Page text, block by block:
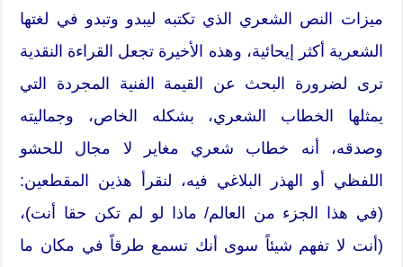
ميزات النص الشعري الذي تكتبه ليبدو وتبدو في لغتها
الشعرية أكثر إيحائية، وهذه الأخيرة تجعل القراءة النقدية
ترى لضرورة البحث عن القيمة الفنية المجردة التي
يمثلها الخطاب الشعري، بشكله الخاص، وجماليته
وصدقه، أنه خطاب شعري مغاير لا مجال للحشو
اللفظي أو الهذر البلاغي فيه، لنقرأ هذين المقطعين:
(في هذا الجزء من العالم/ ماذا لو لم تكن حقا أنت)،
(أنت لا تفهم شيئاً سوى أنك تسمع طرقاً في مكان ما